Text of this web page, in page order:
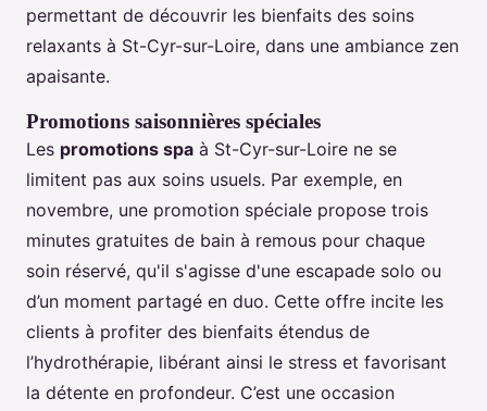
permettant de découvrir les bienfaits des soins
relaxants à St-Cyr-sur-Loire, dans une ambiance zen
apaisante.
Promotions saisonnières spéciales
Les promotions spa à St-Cyr-sur-Loire ne se
limitent pas aux soins usuels. Par exemple, en
novembre, une promotion spéciale propose trois
minutes gratuites de bain à remous pour chaque
soin réservé, qu'il s'agisse d'une escapade solo ou
d’un moment partagé en duo. Cette offre incite les
clients à profiter des bienfaits étendus de
l’hydrothérapie, libérant ainsi le stress et favorisant
la détente en profondeur. C’est une occasion